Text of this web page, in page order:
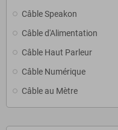
Câble Speakon
Câble d'Alimentation
Câble Haut Parleur
Câble Numérique
Câble au Mètre